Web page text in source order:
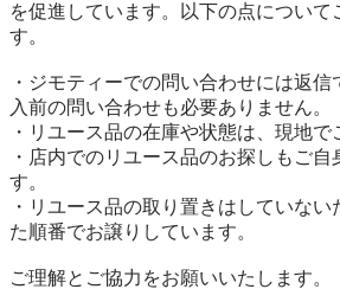
を促進しています。以下の点について
す。
・ジモティーでの問い合わせには返
入前の問い合わせも必要ありません。
・リユース品の在庫や状態は、現地で
・店内でのリユース品のお探しもご自
す。
・リユース品の取り置きはしていな
た順番でお譲りしています。
ご理解とご協力をお願いいたします。